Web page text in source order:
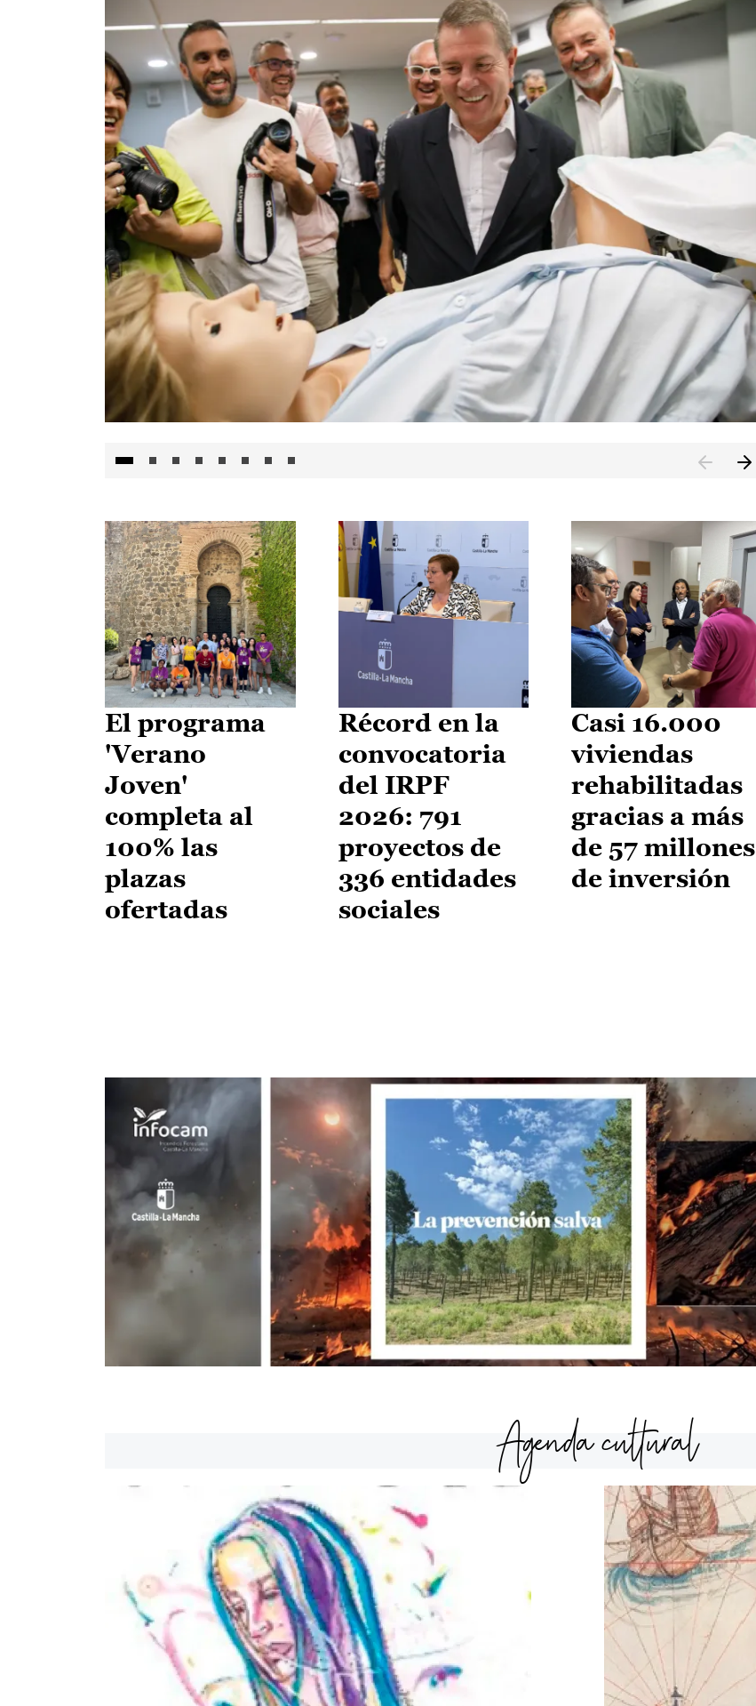
El programa
'Verano
Joven'
completa al
100% las
plazas
ofertadas
Récord en la
convocatoria
del IRPF
2026: 791
proyectos de
336 entidades
sociales
Casi 16.000
viviendas
rehabilitadas
gracias a más
de 57 millones
de inversión
Agenda cultural